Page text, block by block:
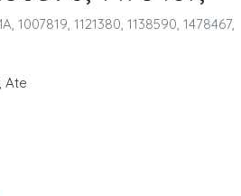
1007819, 1121380, 1138590, 1478467,
, Ate